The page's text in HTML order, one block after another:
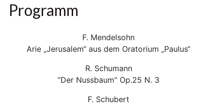
Programm
F. Mendelsohn
Arie „Jerusalem“ aus dem Oratorium „Paulus“
R. Schumann
“Der Nussbaum” Op.25 N. 3
F. Schubert